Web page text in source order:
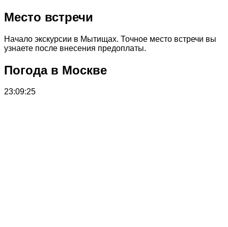
Место встречи
Начало экскурсии в Мытищах. Точное место встречи вы
узнаете после внесения предоплаты.
Погода в Москве
23:09:25